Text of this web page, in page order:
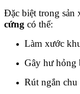
Đặc biệt trong sản
cứng có thể:
Làm xước
Gây hư hỏng
Rút ngắn